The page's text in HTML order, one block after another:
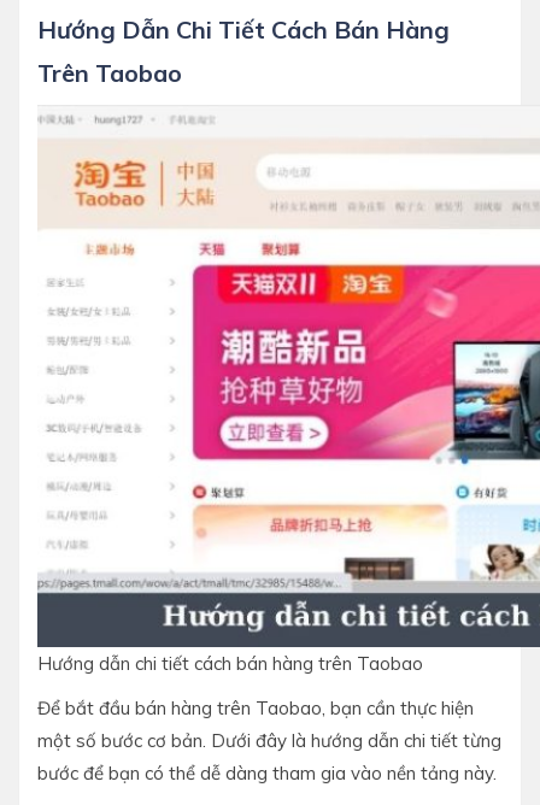
Hướng Dẫn Chi Tiết Cách Bán Hàng
Trên Taobao
Hướng dẫn chi tiết cách bán hàng trên Taobao
Để bắt đầu bán hàng trên Taobao, bạn cần thực hiện
một số bước cơ bản. Dưới đây là hướng dẫn chi tiết từng
bước để bạn có thể dễ dàng tham gia vào nền tảng này.